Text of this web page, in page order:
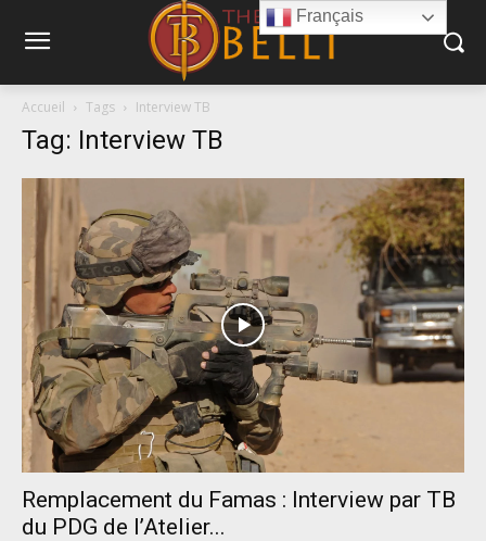
Accueil Tags Interview TB
Tag: Interview TB
Remplacement du Famas : Interview par TB
du PDG de l’Atelier...
Français